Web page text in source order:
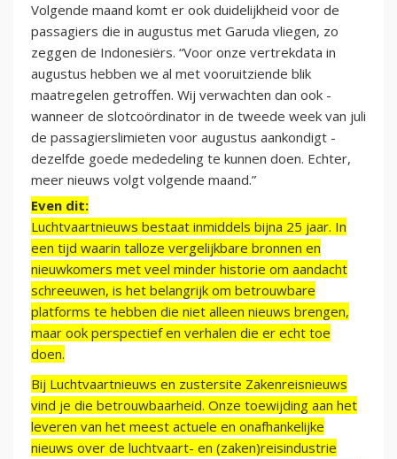
Volgende maand komt er ook duidelijkheid voor de
passagiers die in augustus met Garuda vliegen, zo
zeggen de Indonesiërs. “Voor onze vertrekdata in
augustus hebben we al met vooruitziende blik
maatregelen getroffen. Wij verwachten dan ook -
wanneer de slotcoördinator in de tweede week van juli
de passagierslimieten voor augustus aankondigt -
dezelfde goede mededeling te kunnen doen. Echter,
meer nieuws volgt volgende maand.”
Even dit:
Luchtvaartnieuws bestaat inmiddels bijna 25 jaar. In
een tijd waarin talloze vergelijkbare bronnen en
nieuwkomers met veel minder historie om aandacht
schreeuwen, is het belangrijk om betrouwbare
platforms te hebben die niet alleen nieuws brengen,
maar ook perspectief en verhalen die er echt toe
doen.
Bij Luchtvaartnieuws en zustersite Zakenreisnieuws
vind je die betrouwbaarheid. Onze toewijding aan het
leveren van het meest actuele en onafhankelijke
nieuws over de luchtvaart- en (zaken)reisindustrie